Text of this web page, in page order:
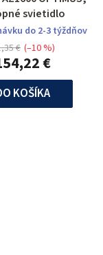
svietidlo
do 2-3 týždňov
€
€ (–10 %)
KOŠÍKA